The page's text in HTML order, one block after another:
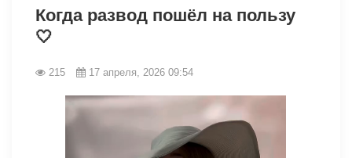
Когда развод пошёл на пользу
🤍
215 17 апреля, 2026 09:54